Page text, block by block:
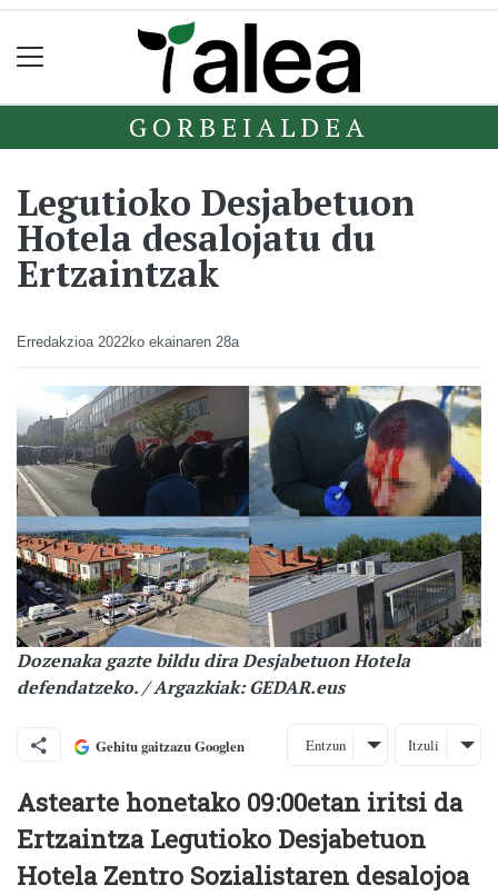
GORBEIALDEA
Legutioko Desjabetuon
Hotela desalojatu du
Ertzaintzak
Erredakzioa 2022ko ekainaren 28a
Dozenaka gazte bildu dira Desjabetuon Hotela
defendatzeko. / Argazkiak: GEDAR.eus
Gehitu gaitzazu Googlen Entzun Itzuli
Astearte honetako 09:00etan iritsi da
Ertzaintza Legutioko Desjabetuon
Hotela Zentro Sozialistaren desalojoa